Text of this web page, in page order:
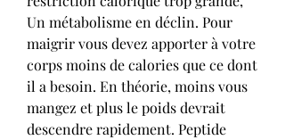
Un métabolisme en déclin. Pour
maigrir vous devez apporter à votre
corps moins de calories que ce dont
il a besoin. En théorie, moins vous
mangez et plus le poids devrait
descendre rapidement. Peptide